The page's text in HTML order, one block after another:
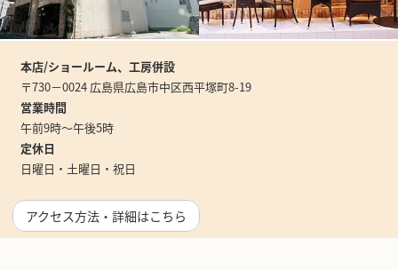
本店/ショールーム、工房併設
〒730－0024 広島県広島市中区西平塚町8-19
営業時間
午前9時～午後5時
定休日
日曜日・土曜日・祝日
アクセス方法・詳細はこちら